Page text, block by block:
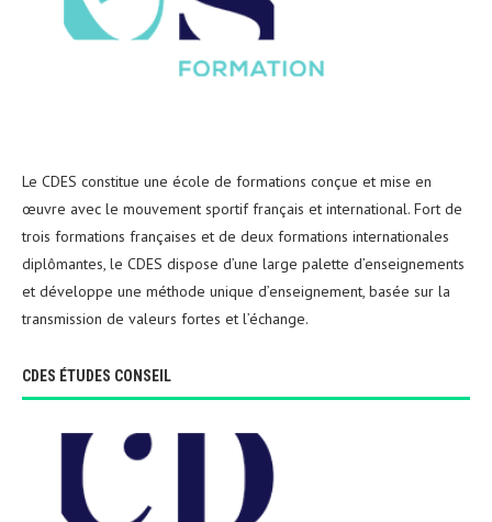
Le CDES constitue une école de formations conçue et mise en
œuvre avec le mouvement sportif français et international. Fort de
trois formations françaises et de deux formations internationales
diplômantes, le CDES dispose d’une large palette d’enseignements
et développe une méthode unique d’enseignement, basée sur la
transmission de valeurs fortes et l’échange.
CDES ÉTUDES CONSEIL